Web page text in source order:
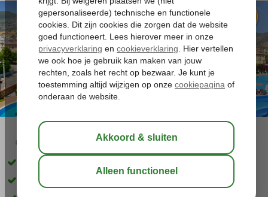
03:45
Kleopatrastrand op ca. 300 m
Ruime 2- & 3-kamerappartementen